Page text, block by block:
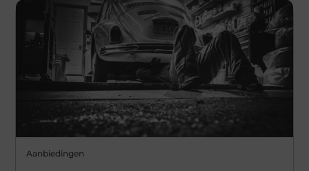
Aanbiedingen